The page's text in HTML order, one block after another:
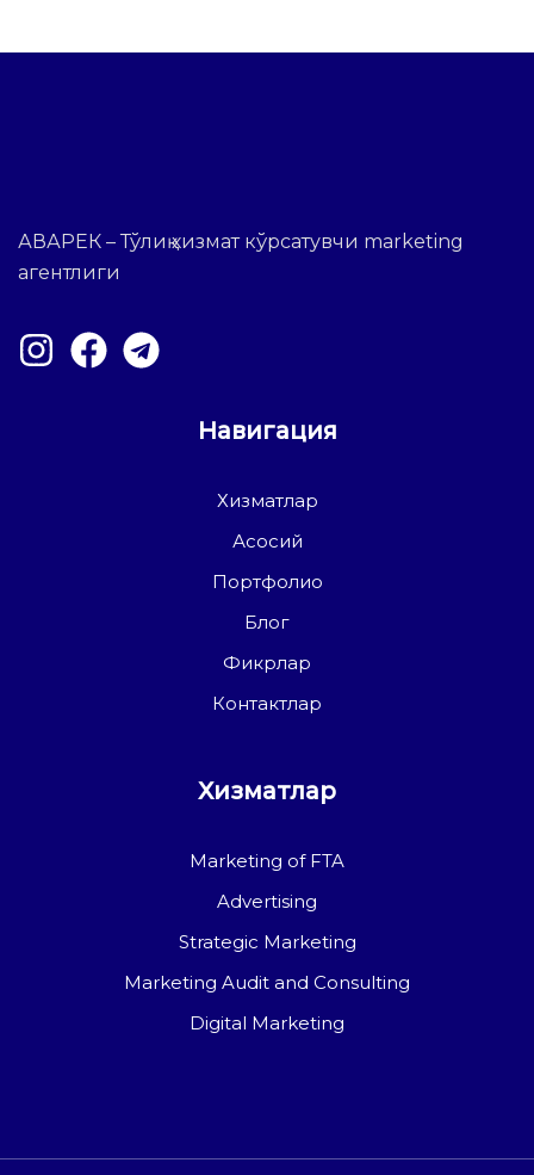
АВАРЕК – Тўлиқ хизмат кўрсатувчи marketing
агентлиги
Навигация
Хизматлар
Асосий
Портфолио
Блог
Фикрлар
Контактлар
Хизматлар
Marketing of FTA
Advertising
Strategic Marketing
Marketing Audit and Consulting
Digital Marketing